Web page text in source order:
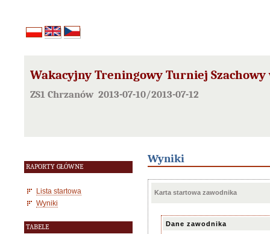
Wakacyjny Treningowy Turniej Szachowy
ZS1 Chrzanów 2013-07-10/2013-07-12
RAPORTY GŁÓWNE
Lista startowa
Wyniki
TABELE
Wyniki
Karta startowa zawodnika
Dane zawodnika